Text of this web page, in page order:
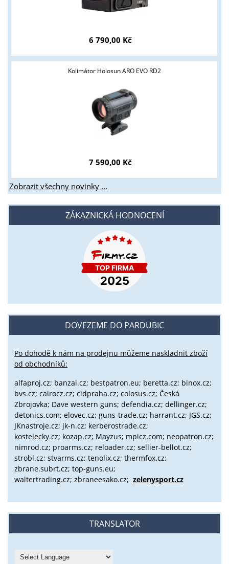
6 790,00 Kč
Kolimátor Holosun ARO EVO RD2
7 590,00 Kč
Zobrazit všechny novinky ...
ZÁKAZNICKÁ HODNOCENÍ
DOVEZEME DO PARDUBIC
Po dohodě k nám na prodejnu můžeme naskladnit zboží
od obchodníků:
alfaproj.cz; banzai.cz; bestpatron.eu; beretta.cz; binox.cz;
bvs.cz; cairocz.cz; cidpraha.cz; colosus.cz; Česká
Zbrojovka; Dave western guns; defendia.cz; dellinger.cz;
detonics.com; elovec.cz; guns-trade.cz; harrant.cz; JGS.cz;
JKnastroje.cz; jk-n.cz; kerberostrade.cz;
kostelecky.cz; kozap.cz; Mayzus; mpicz.com; neopatron.cz;
nimrod.cz; proarms.cz; reloader.cz; sellier-bellot.cz;
strobl.cz; stvarms.cz; tenolix.cz; thermfox.cz;
zbrane.subrt.cz; top-guns.eu;
waltertrading.cz; zbraneesako.cz; zelenysport.cz
TRANSLATOR
Tyto stránky jsou určeny pouze odborné veřejnosti od 18 let a
podmínky?
ANO NE